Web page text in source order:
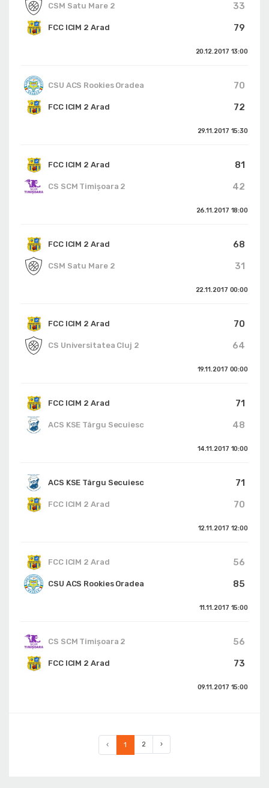
CSM Satu Mare 2
33
79
FCC ICIM 2 Arad
20.12.2017 13:00
CSU ACS Rookies Oradea
70
72
FCC ICIM 2 Arad
29.11.2017 15:30
FCC ICIM 2 Arad
81
42
CS SCM Timișoara 2
26.11.2017 18:00
FCC ICIM 2 Arad
68
31
CSM Satu Mare 2
22.11.2017 00:00
FCC ICIM 2 Arad
70
64
CS Universitatea Cluj 2
19.11.2017 00:00
FCC ICIM 2 Arad
71
48
ACS KSE Târgu Secuiesc
14.11.2017 10:00
ACS KSE Târgu Secuiesc
71
70
FCC ICIM 2 Arad
12.11.2017 12:00
FCC ICIM 2 Arad
56
85
CSU ACS Rookies Oradea
11.11.2017 15:00
CS SCM Timișoara 2
56
73
FCC ICIM 2 Arad
09.11.2017 15:00
‹ 1 2 ›